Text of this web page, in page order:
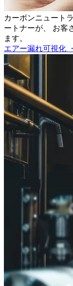
カーボンニュート
ートナーが、 お客
ます。
エアー漏れ可視化